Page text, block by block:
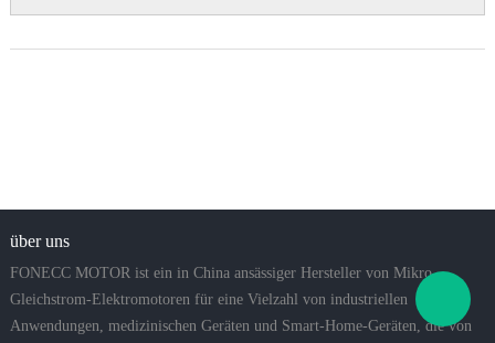
über uns
FONECC MOTOR ist ein in China ansässiger Hersteller von Mikro-
Gleichstrom-Elektromotoren für eine Vielzahl von industriellen
Anwendungen, medizinischen Geräten und Smart-Home-Geräten, die von